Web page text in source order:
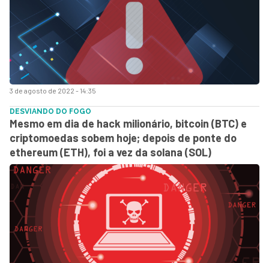
3 de agosto de 2022 - 14:35
DESVIANDO DO FOGO
Mesmo em dia de hack milionário, bitcoin (BTC) e
criptomoedas sobem hoje; depois de ponte do
ethereum (ETH), foi a vez da solana (SOL)